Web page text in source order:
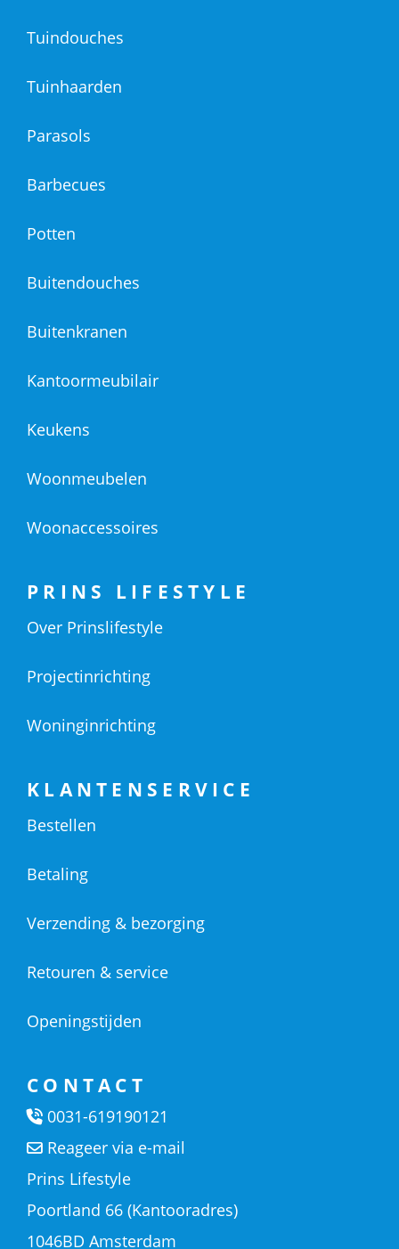
Tuindouches
Tuinhaarden
Parasols
Barbecues
Potten
Buitendouches
Buitenkranen
Kantoormeubilair
Keukens
Woonmeubelen
Woonaccessoires
PRINS LIFESTYLE
Over Prinslifestyle
Projectinrichting
Woninginrichting
KLANTENSERVICE
Bestellen
Betaling
Verzending & bezorging
Retouren & service
Openingstijden
CONTACT
0031-619190121
Reageer via e-mail
Prins Lifestyle
Poortland 66 (Kantooradres)
1046BD Amsterdam